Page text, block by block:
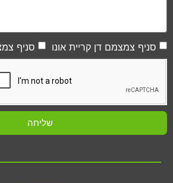
סניף צמצמם דן קריית אונו סניף
שליחה